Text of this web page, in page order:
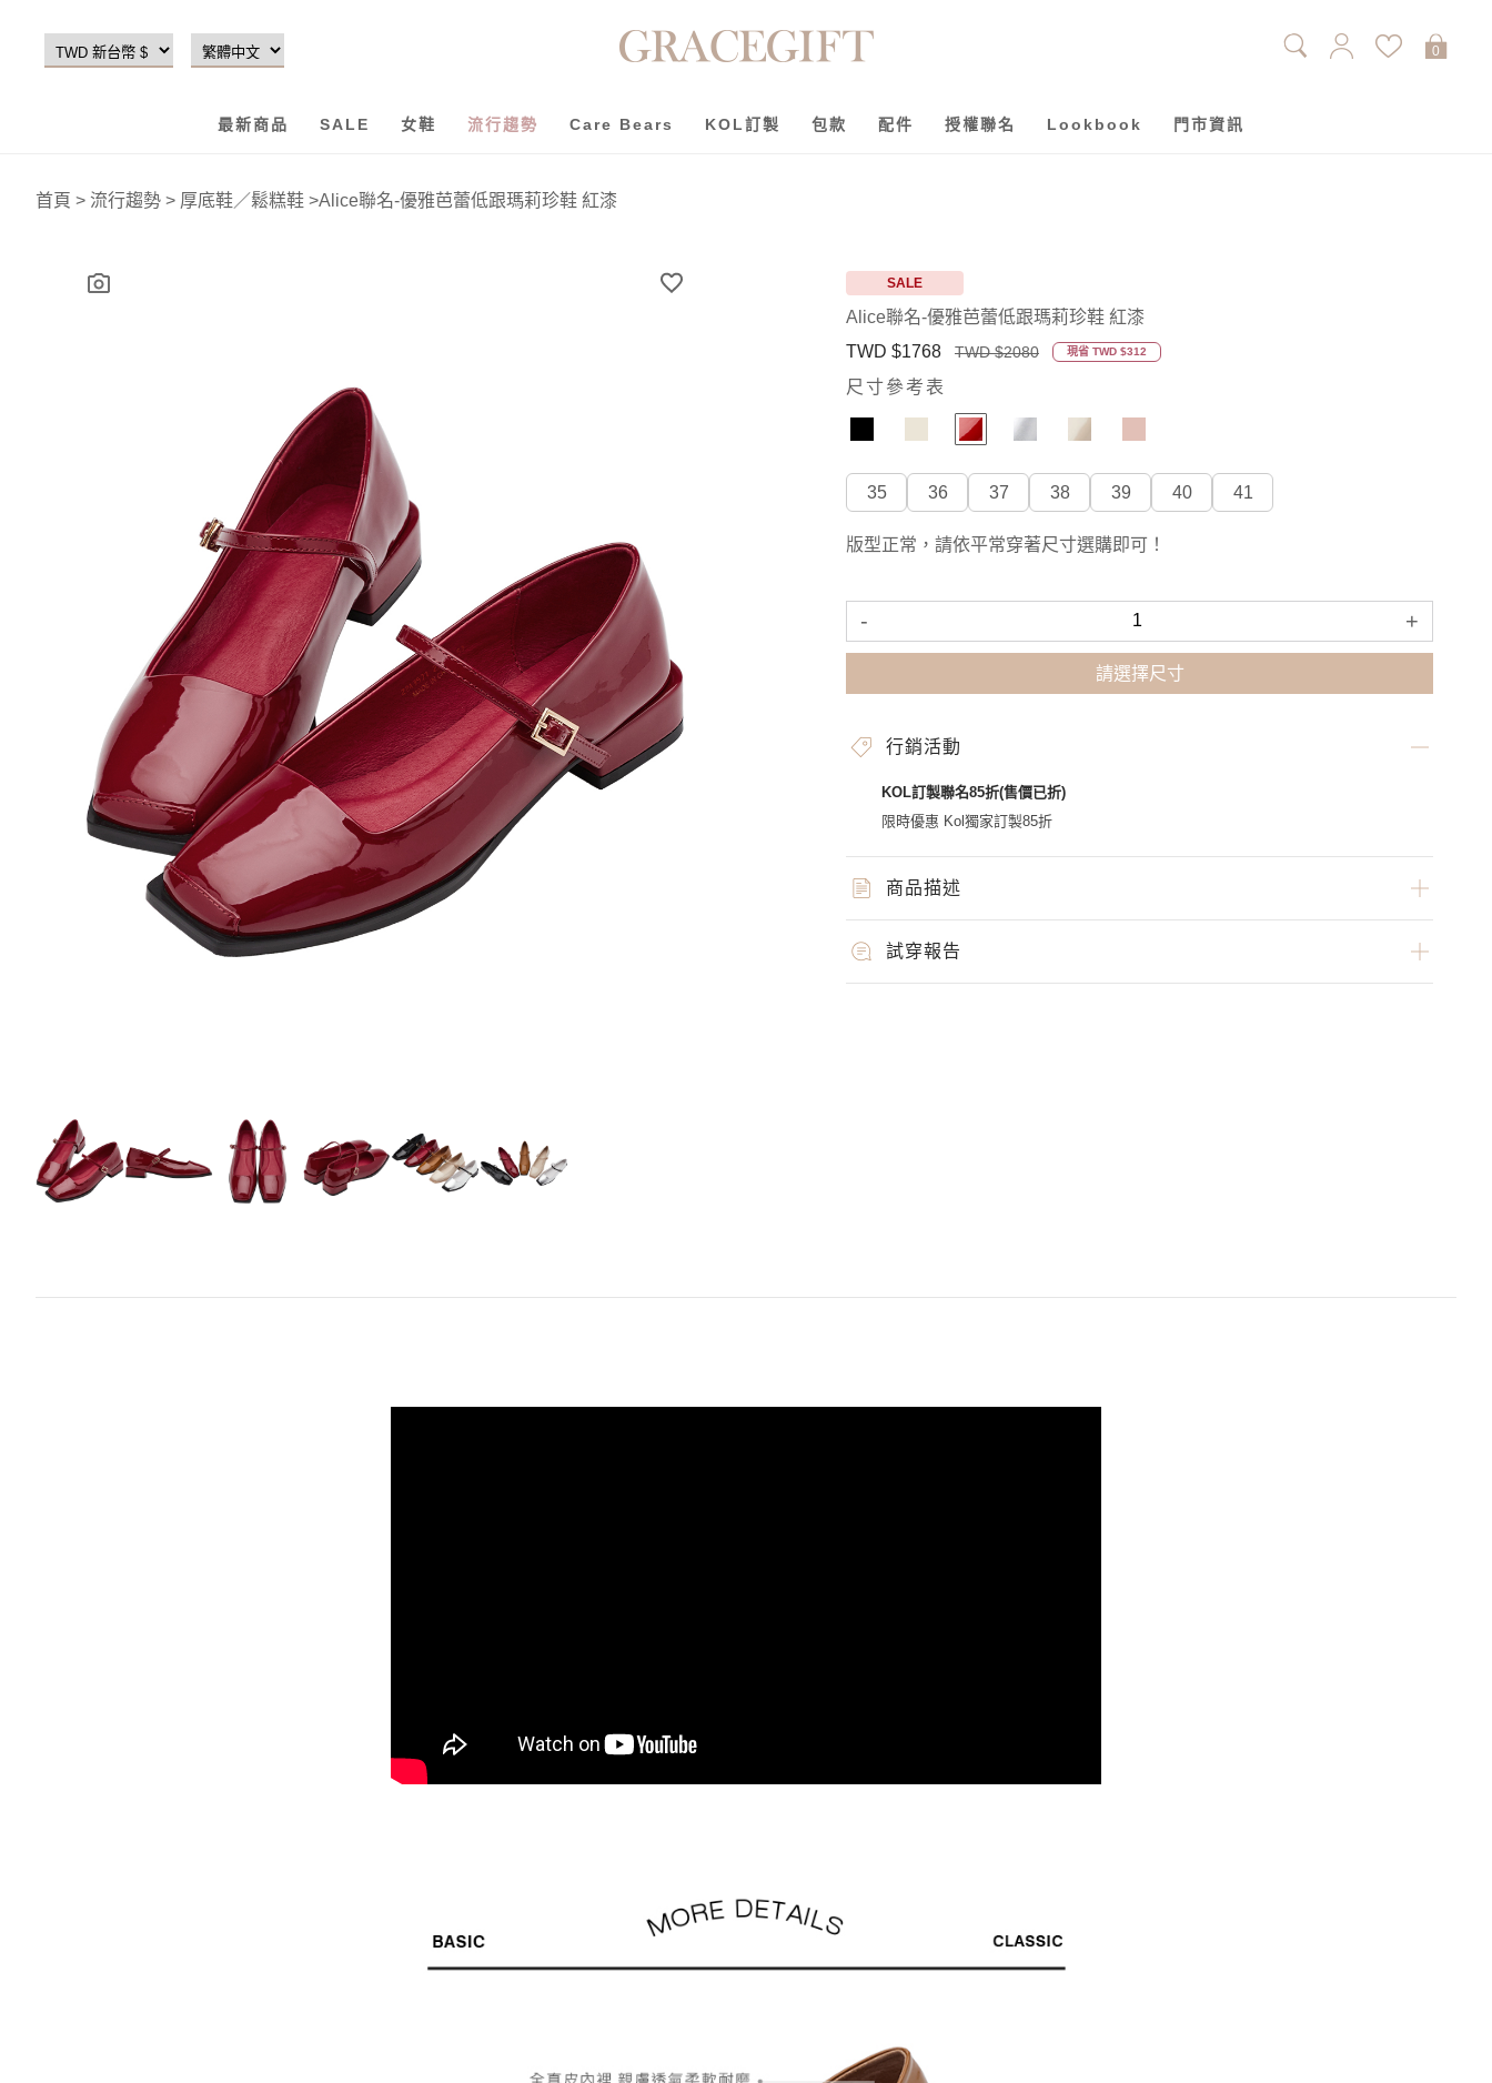
最新商品 SALE 女鞋 流行趨勢 Care Bears KOL訂製 包款 配件 授權聯名 Lookbook 門市資訊
首頁 > 流行趨勢 > 厚底鞋／鬆糕鞋 >Alice聯名-優雅芭蕾低跟瑪莉珍鞋 紅漆
SALE
Alice聯名-優雅芭蕾低跟瑪莉珍鞋 紅漆
TWD $1768
TWD $2080 現省 TWD $312
尺寸參考表
35 36 37 38 39 40 41
版型正常，請依平常穿著尺寸選購即可！
- +
請選擇尺寸
行銷活動
KOL訂製聯名85折(售價已折)
限時優惠 Kol獨家訂製85折
商品描述
試穿報告
0